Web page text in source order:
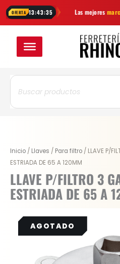
OFERTA 13:43:35Las mejoresmarcasen
contenido
Búsqueda
productos
Inicio / Llaves / Para filtro / LLAVE P/
ESTRIADA DE 65 A 120MM
LLAVE P/FILTRO 3
ESTRIADA DE 65 A